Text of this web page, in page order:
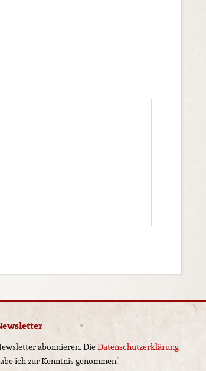
abonnieren. DieDatenschutzerklärung
ich zur Kenntnis genommen.